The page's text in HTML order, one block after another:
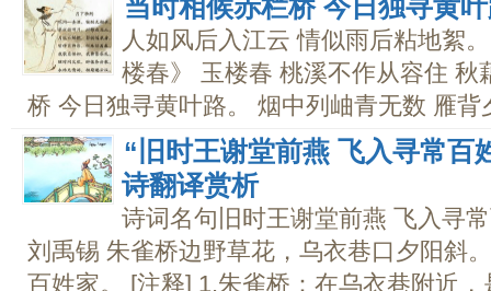
人如风后入江云 情似雨后粘地絮
楼春》 玉楼春 桃溪不作从容住 秋
桥 今日独寻黄叶路。 烟中列岫青无数 雁背
“旧时王谢堂前燕 飞入寻常百
诗翻译赏析
诗词名句旧时王谢堂前燕 飞入寻
刘禹锡 朱雀桥边野草花，乌衣巷口夕阳斜
百姓家。 [注释] 1.朱雀桥：在乌衣巷附近，